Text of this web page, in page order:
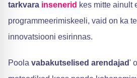
tarkvara insenerid kes mitte ainult
programmeerimiskeeli, vaid on ka
innovatsiooni esirinnas.
Poola vabakutselised arendajad'